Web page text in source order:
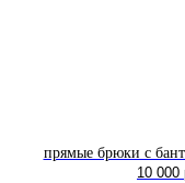
прямые брюки с
10 000